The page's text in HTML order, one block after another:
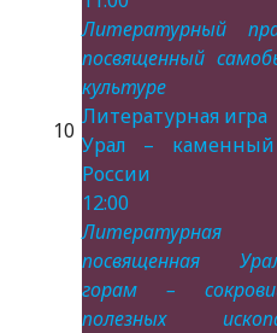
10
Литературный
посвященный
культуре
Литературная игра
Урал –
России
12:00
Литературная
посвященная
горам –
полезных